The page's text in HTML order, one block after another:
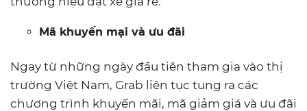
Mã khuyến mại và ưu đãi
Ngay từ những ngày đầu tiên tham gia vào thị
trường Việt Nam, Grab liên tục tung ra các
chương trình khuyến mãi, mã giảm giá và ưu đãi